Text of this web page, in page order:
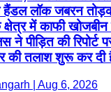
हैंडल लॉक जबरन
में काफी
ने पीड़ित की रिपोर्ट
की तलाश शुरू कर दी
| Aug 6, 2026